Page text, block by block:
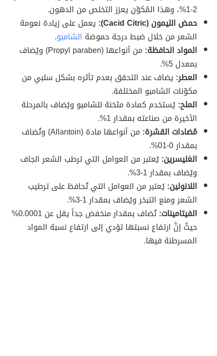
2-1%، وهذا المُكوّن يعزز التخلص من الدهون.
حمض الليمون (Cacid Citric):
يعمل على زيادة نعومة
الشعر من خلال ضبط درجة حموضة الشامبو.
المواد الحافظة:
من أنواعها (Propyl paraben) ويُضاف
بمعدل 5%.
العطر: يضاف عند التحقق بعدم تأثره بشكل سلبي من
مكوّنات الشامبو المختلفة.
الملح:يُستخدم كمادة مثخنة للشامبو ويُضاف بالمرحلة
الأخيرة من صناعته بمقدار 1%.
مُضادات القشرة:
من أنواعها مادة (Allantoin) وتُضاف
بمقدار 0-01%.
الغليسرين:يُعتبر من العوامل التي ترطب الشعر الجاف
ويُضاف بمقدار 1-3%.
اللانولين:يُعتبر من العوامل التي تُحافظ على ترطيب
الشعر ومنع التبخر ويُضاف بمقدار 1-3%.
الفيتامينات:
تُضاف بمقدار منخفض جداً يقل عن 0.0001%
حيثُ إنَّ ارتفاع نسبتها تؤدي إلى ارتفاع نسبة المواد
المسرطنة فيها.